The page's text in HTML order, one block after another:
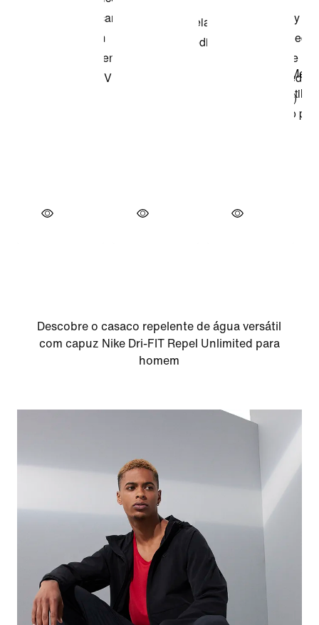
Descobre o casaco repelente de água versátil
com capuz Nike Dri-FIT Repel Unlimited para
homem